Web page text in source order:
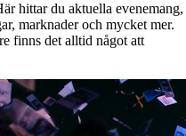
hittar du aktuella evenemang,
marknader och mycket mer.
finns det alltid något att